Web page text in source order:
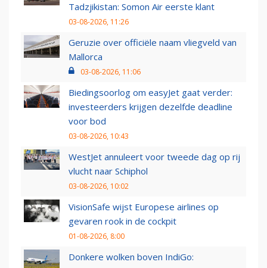
Tadzjikistan: Somon Air eerste klant
03-08-2026, 11:26
Geruzie over officiële naam vliegveld van
Mallorca
03-08-2026, 11:06
Biedingsoorlog om easyJet gaat verder:
investeerders krijgen dezelfde deadline
voor bod
03-08-2026, 10:43
WestJet annuleert voor tweede dag op rij
vlucht naar Schiphol
03-08-2026, 10:02
VisionSafe wijst Europese airlines op
gevaren rook in de cockpit
01-08-2026, 8:00
Donkere wolken boven IndiGo: